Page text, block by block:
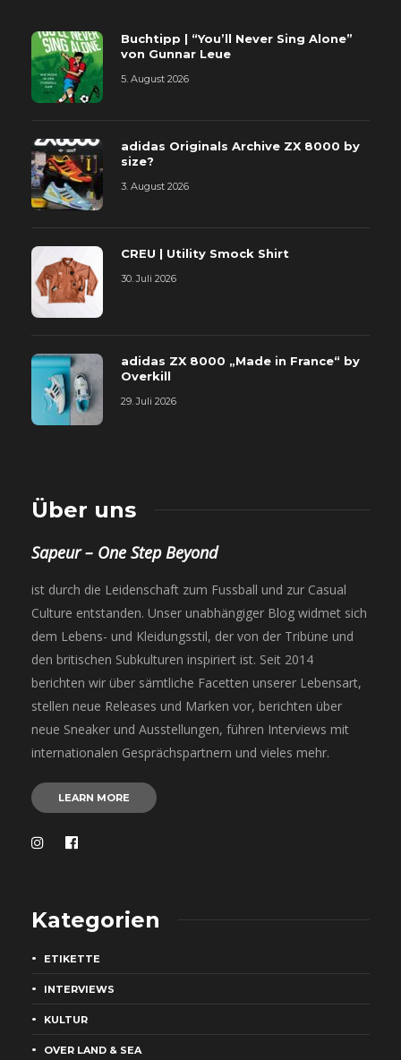
Buchtipp | “You’ll Never Sing Alone”
von Gunnar Leue
5. August 2026
adidas Originals Archive ZX 8000 by
size?
3. August 2026
CREU | Utility Smock Shirt
30. Juli 2026
adidas ZX 8000 „Made in France“ by
Overkill
29. Juli 2026
Über uns
Sapeur – One Step Beyond
ist durch die Leidenschaft zum Fussball und zur Casual
Culture entstanden. Unser unabhängiger Blog widmet sich
dem Lebens- und Kleidungsstil, der von der Tribüne und
den britischen Subkulturen inspiriert ist. Seit 2014
berichten wir über sämtliche Facetten unserer Lebensart,
stellen neue Releases und Marken vor, berichten über
neue Sneaker und Ausstellungen, führen Interviews mit
internationalen Gesprächspartnern und vieles mehr.
LEARN MORE
Kategorien
ETIKETTE
INTERVIEWS
KULTUR
OVER LAND & SEA